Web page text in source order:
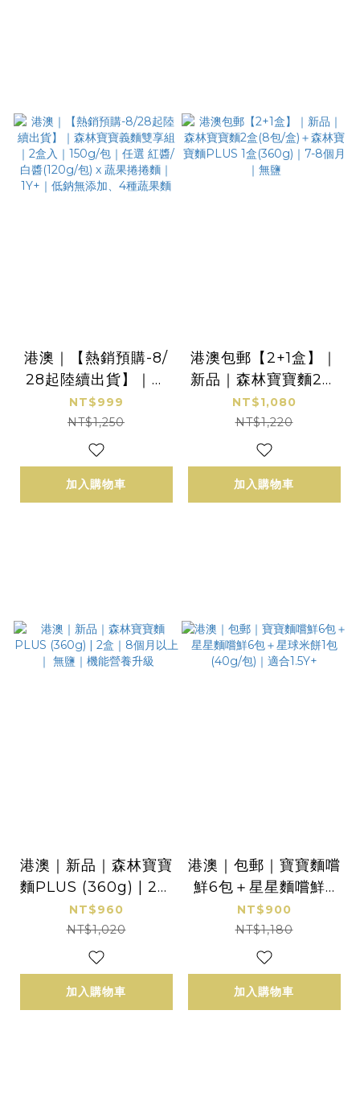
港澳｜【熱銷預購-8/
28起陸續出貨】｜森
林寶寶義麵雙享組｜2
盒入｜150g/包｜任選
紅醬/白醬(120g/包) x
蔬果捲捲麵｜1Y+｜低
鈉無添加、4種蔬果麵
NT$999
NT$1,250
加入購物車
港澳包郵【2+1盒】｜
新品｜森林寶寶麵2盒
(8包/盒)＋森林寶寶麵
PLUS 1盒(360g)｜7-
8個月｜無鹽
NT$1,080
NT$1,220
加入購物車
港澳｜新品｜森林寶寶
麵PLUS (360g) | 2盒
｜8個月以上｜ 無鹽｜
機能營養升級
NT$960
NT$1,020
加入購物車
港澳｜包郵｜寶寶麵嚐
鮮6包＋星星麵嚐鮮6
包＋星球米餅1包(40
g/包)｜適合1.5Y+
NT$900
NT$1,180
加入購物車